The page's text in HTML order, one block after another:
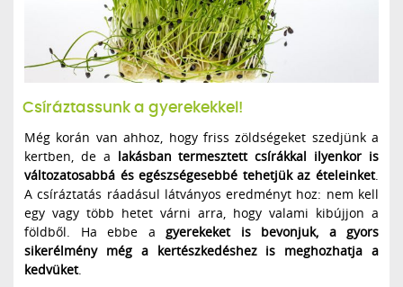
Csíráztassunk a gyerekekkel!
Még korán van ahhoz, hogy friss zöldségeket szedjünk a
kertben, de a lakásban termesztett csírákkal ilyenkor is
változatosabbá és egészségesebbé tehetjük az ételeinket.
A csíráztatás ráadásul látványos eredményt hoz: nem kell
egy vagy több hetet várni arra, hogy valami kibújjon a
földből. Ha ebbe a gyerekeket is bevonjuk, a gyors
sikerélmény még a kertészkedéshez is meghozhatja a
kedvüket.